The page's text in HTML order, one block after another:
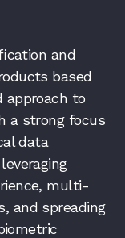
and
based
approach to
a strong focus
data
multi-
and spreading